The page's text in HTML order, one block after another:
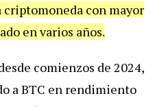
con mayor
en varios años.
comienzos de 2024,
a BTC en rendimiento